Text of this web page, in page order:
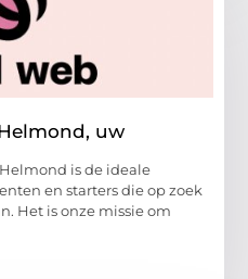
uw
is de ideale
en starters die op zoek
Het is onze missie om